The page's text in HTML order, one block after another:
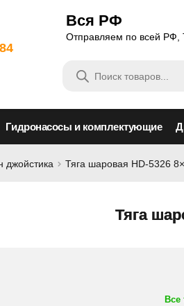
Вся РФ
Отправляем по всей РФ,
товаров
Гидронасосы и комплектующие
джойстика Тяга шаровая HD-5326
Тяга
Все